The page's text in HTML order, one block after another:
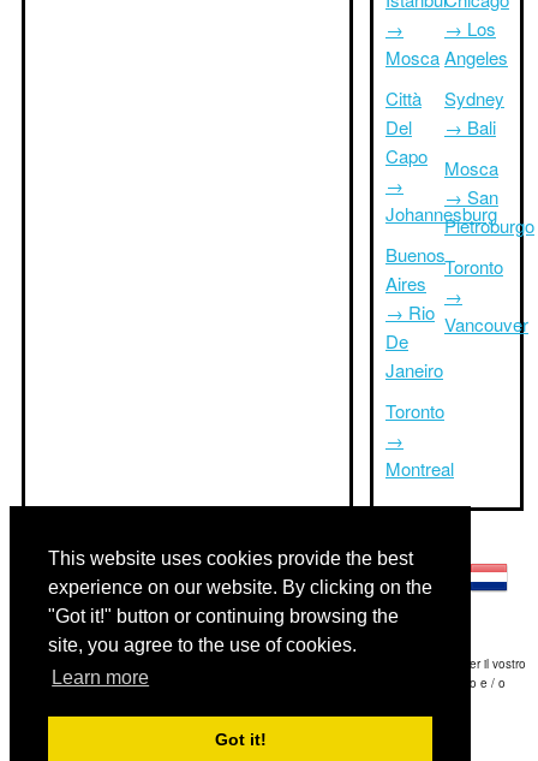
This website uses cookies provide the best
experience on our website. By clicking on the
"Got it!" button or continuing browsing the
site, you agree to the use of cookies.
Learn more
Got it!
→
Mosca
Città
Del
Capo
→
Johannesburg
Buenos
Aires
→ Rio
De
Janeiro
Toronto
→
Montreal
→ Los
Angeles
Sydney
→ Bali
Mosca
→ San
Pietroburgo
Toronto
→
Vancouver
Disclaimer: Le informazioni visualizzate su questo sito è la nostra migliore stima e per il vostro
riferimento soltanto.Triptimeto.com non è responsabile di eventuali ritardi viaggio e / o